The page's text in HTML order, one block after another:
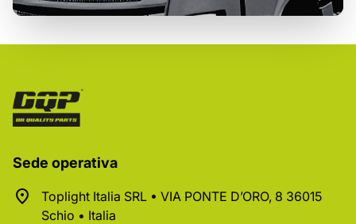
Sede operativa
Toplight Italia SRL • VIA PONTE D’ORO, 8 36015
Schio • Italia